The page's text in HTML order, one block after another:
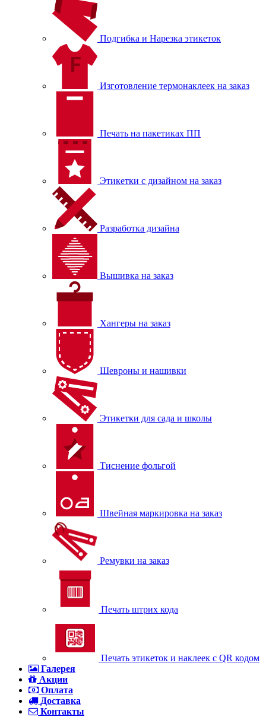
Подгибка и Нарезка этикеток
Изготовление термонаклеек на заказ
Печать на пакетиках ПП
Этикетки с дизайном на заказ
Разработка дизайна
Вышивка на заказ
Хангеры на заказ
Шевроны и нашивки
Этикетки для сада и школы
Тиснение фольгой
Швейная маркировка на заказ
Ремувки на заказ
Печать штрих кода
Печать этикеток и наклеек с QR кодом
Галерея
Акции
Оплата
Доставка
Контакты